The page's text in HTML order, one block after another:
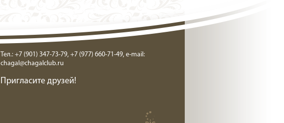
Тел.: +7 (901) 347-73-79, +7 (977) 660-71-49, e-mail:
chagal@chagalclub.ru
Пригласите друзей!